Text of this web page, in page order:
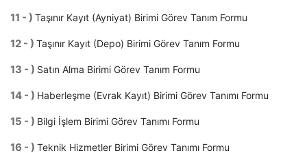
11 - ) Taşınır Kayıt (Ayniyat) Birimi Görev Tanım Formu
12 - ) Taşınır Kayıt (Depo) Birimi Görev Tanım Formu
13 - ) Satın Alma Birimi Görev Tanım Formu
14 - ) Haberleşme (Evrak Kayıt) Birimi Görev Tanımı Formu
15 - ) Bilgi İşlem Birimi Görev Tanımı Formu
16 - ) Teknik Hizmetler Birimi Görev Tanımı Formu